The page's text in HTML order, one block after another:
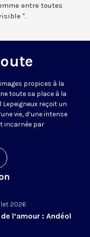
entre toutes
".
propices à la
toute sa place à la
reçoit un
vie, d’une intense
incarnée par
2026
l’amour : Andéol